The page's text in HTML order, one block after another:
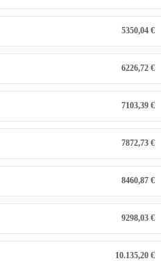
5350,04 €
6226,72 €
7103,39 €
7872,73 €
8460,87 €
9298,03 €
10.135,20 €